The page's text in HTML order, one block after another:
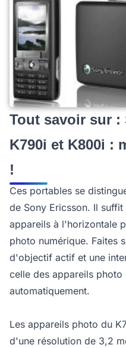
Tout savoir sur :
K790i et K800i :
!
Ces portables se
de Sony Ericsson. Il
appareils à l'horizontale
photo numérique. Faites
d'objectif actif et une
celle des appareils
automatiquement.
Les appareils photo du
d'une résolution de 3,2